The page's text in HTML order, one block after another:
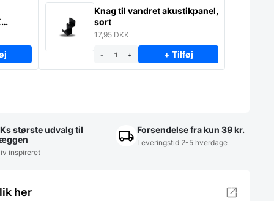
Knag til vandret akustikpanel,
sort
17,95 DKK
- + + Tilføj
største udvalg til
inspireret
Forsendelse fra kun 39 kr.
Leveringstid 2-5 hverdage
her